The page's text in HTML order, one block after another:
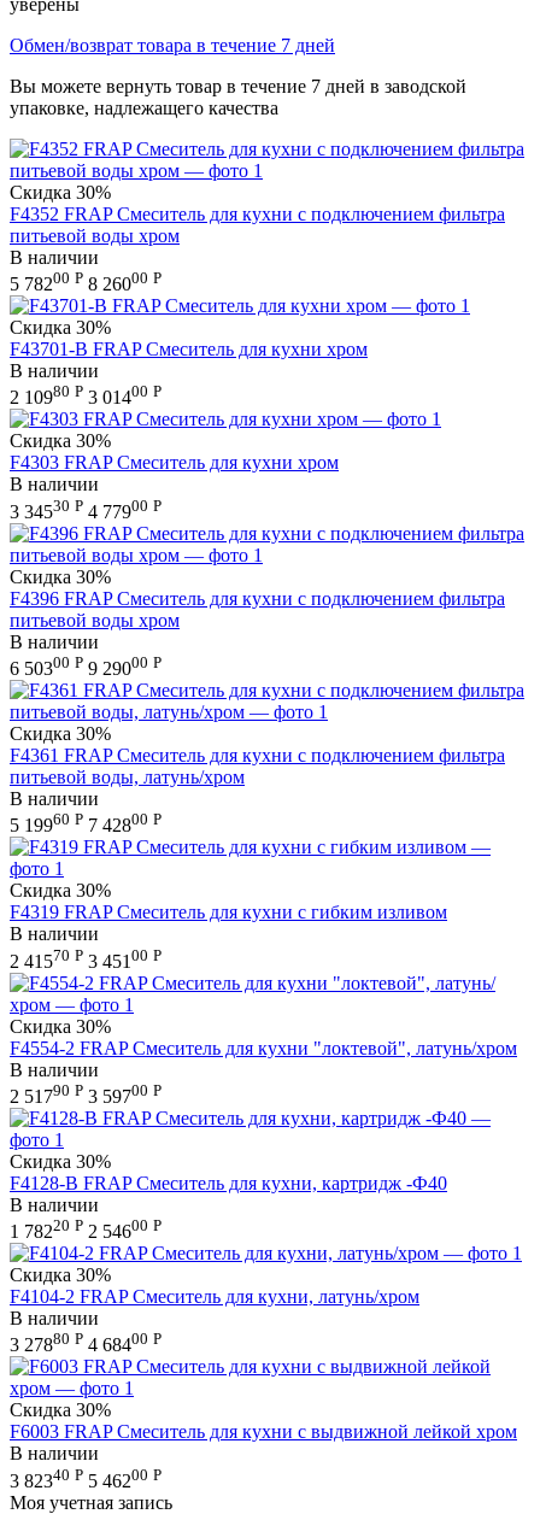
Обмен/возврат товара в течение 7 дней
Вы можете вернуть товар в течение 7 дней в заводской
упаковке, надлежащего качества
Скидка 30%
F4352 FRAP Смеситель для кухни с подключением фильтра
питьевой воды хром
В наличии
5 78200 Р 8 26000 Р
Скидка 30%
F43701-B FRAP Смеситель для кухни хром
В наличии
2 10980 Р 3 01400 Р
Скидка 30%
F4303 FRAP Смеситель для кухни хром
В наличии
3 34530 Р 4 77900 Р
Скидка 30%
F4396 FRAP Смеситель для кухни с подключением фильтра
питьевой воды хром
В наличии
6 50300 Р 9 29000 Р
Скидка 30%
F4361 FRAP Смеситель для кухни с подключением фильтра
питьевой воды, латунь/хром
В наличии
5 19960 Р 7 42800 Р
Скидка 30%
F4319 FRAP Смеситель для кухни с гибким изливом
В наличии
2 41570 Р 3 451 00 Р
Скидка 30%
F4554-2 FRAP Смеситель для кухни "локтевой", латунь/хром
В наличии
2 51790 Р 3 59700 Р
Скидка 30%
F4128-B FRAP Cмеситель для кухни, картридж -Ф40
В наличии
1 78220 Р 2 54600 Р
Скидка 30%
F4104-2 FRAP Смеситель для кухни, латунь/хром
В наличии
3 27880 Р 4 68400 Р
Скидка 30%
F6003 FRAP Смеситель для кухни с выдвижной лейкой хром
В наличии
3 82340 Р 5 46200 Р
Моя учетная запись